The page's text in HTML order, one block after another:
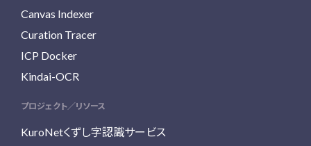
Canvas Indexer
Curation Tracer
ICP Docker
Kindai-OCR
プロジェクト／リソース
KuroNetくずし字認識サービス